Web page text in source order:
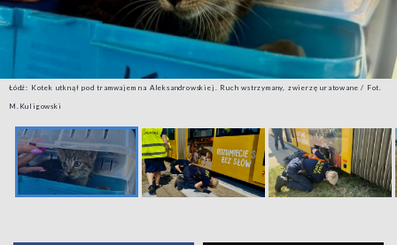
Łódź: Kotek utknął pod tramwajem na Aleksandrowskiej. Ruch wstrzymany, zwierzę uratowane / Fot.
M.Kuligowski